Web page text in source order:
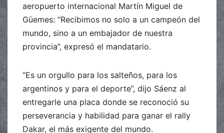
aeropuerto internacional Martín Miguel de
Güemes: “Recibimos no solo a un campeón del
mundo, sino a un embajador de nuestra
provincia”, expresó el mandatario.
“Es un orgullo para los salteños, para los
argentinos y para el deporte”, dijo Sáenz al
entregarle una placa donde se reconoció su
perseverancia y habilidad para ganar el rally
Dakar, el más exigente del mundo.